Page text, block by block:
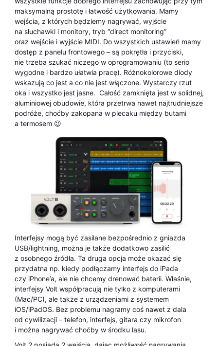
maksymalną prostotę i łatwość użytkowania. Mamy
wejścia, z których będziemy nagrywać, wyjście
na słuchawki i monitory, tryb “direct monitoring”
oraz wejście i wyjście MIDI. Do wszystkich ustawień mamy
dostęp z panelu frontowego – są pokrętła i przyciski,
nie trzeba szukać niczego w oprogramowaniu (to serio
wygodne i bardzo ułatwia pracę). Różnokolorowe diody
wskazują co jest a co nie jest włączone. Wystarczy rzut
oka i wszystko jest jasne. Całość zamknięta jest w solidnej,
aluminiowej obudowie, która przetrwa nawet najtrudniejsze
podróże, choćby zakopana w plecaku między butami
a termosem 😉
Interfejsy mogą być zasilane bezpośrednio z gniazda
USB/lightning, można je także dodatkowo zasilić
z osobnego źródła. Ta druga opcja może okazać się
przydatna np. kiedy podłączamy interfejs do iPada
czy iPhone’a, ale nie chcemy drenować baterii. Właśnie,
interfejsy Volt współpracują nie tylko z komputerami
(Mac/PC), ale także z urządzeniami z systemem
iOS/iPadOS. Bez problemu nagramy coś nawet z dala
od cywilizacji – telefon, interfejs, gitara czy mikrofon
i można nagrywać choćby w środku lasu.